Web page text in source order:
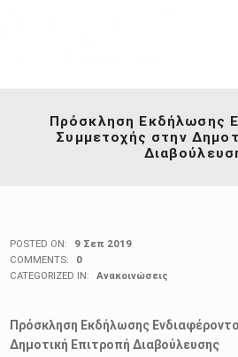
Πρόσκληση Εκδήλωσης
Συμμετοχής στην
POSTED ON:
9 Σεπ 2019
COMMENTS:
0
CATEGORIZED IN:
Ανακοινώσεις
Πρόσκληση Εκδήλωσης
Δημοτική ΕπιτροπήΔιαβούλευσης